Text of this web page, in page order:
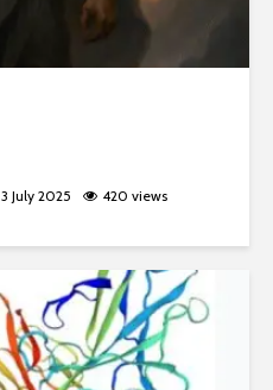
3 July 2025 420 views